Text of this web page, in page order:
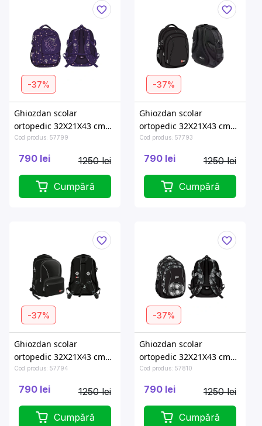
-37%
Ghiozdan scolar
ortopedic 32X21X43 cm
Unicorn Glow
Cod produs: 57799
790 lei 1250 lei
Cumpără
-37%
Ghiozdan scolar
ortopedic 32X21X43 cm
St.Black
Cod produs: 57793
790 lei 1250 lei
Cumpără
-37%
Ghiozdan scolar
ortopedic 32X21X43 cm
St.Black
Cod produs: 57794
790 lei 1250 lei
Cumpără
-37%
Ghiozdan scolar
ortopedic 32X21X43 cm
Silver Goal
Cod produs: 57810
790 lei 1250 lei
Cumpără